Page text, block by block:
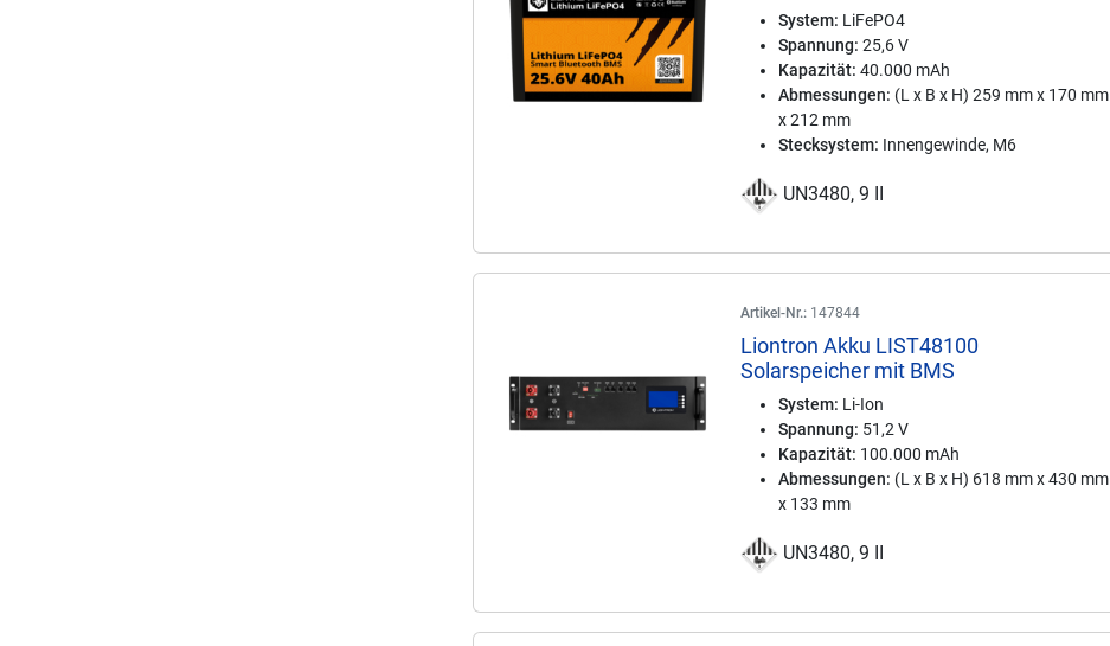
System: LiFePO4
Spannung: 25,6 V
Kapazität: 40.000 mAh
Abmessungen: (L x B x H) 259 mm x 170 mm
x 212 mm
Stecksystem: Innengewinde, M6
UN3480, 9 II
Artikel-Nr.: 147844
Liontron Akku LIST48100
Solarspeicher mit BMS
System: Li-Ion
Spannung: 51,2 V
Kapazität: 100.000 mAh
Abmessungen: (L x B x H) 618 mm x 430 mm
x 133 mm
UN3480, 9 II